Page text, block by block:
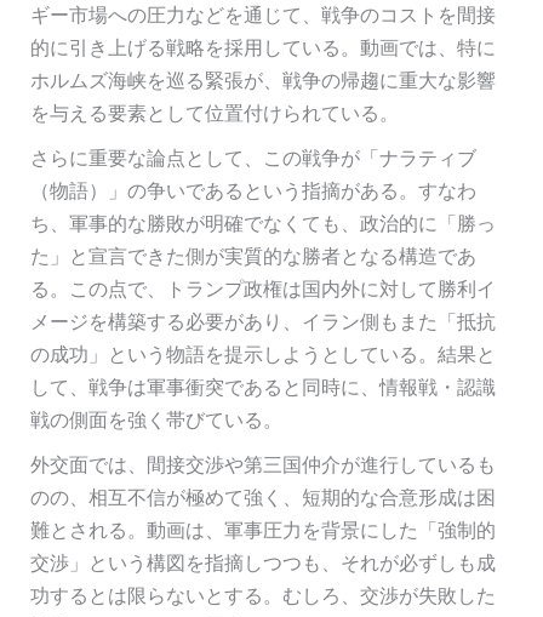
ギー市場への圧力などを通じて、戦争のコストを間接
的に引き上げる戦略を採用している。動画では、特に
ホルムズ海峡を巡る緊張が、戦争の帰趨に重大な影響
を与える要素として位置付けられている。
さらに重要な論点として、この戦争が「ナラティブ
（物語）」の争いであるという指摘がある。すなわ
ち、軍事的な勝敗が明確でなくても、政治的に「勝っ
た」と宣言できた側が実質的な勝者となる構造であ
る。この点で、トランプ政権は国内外に対して勝利イ
メージを構築する必要があり、イラン側もまた「抵抗
の成功」という物語を提示しようとしている。結果と
して、戦争は軍事衝突であると同時に、情報戦・認識
戦の側面を強く帯びている。
外交面では、間接交渉や第三国仲介が進行しているも
のの、相互不信が極めて強く、短期的な合意形成は困
難とされる。動画は、軍事圧力を背景にした「強制的
交渉」という構図を指摘しつつも、それが必ずしも成
功するとは限らないとする。むしろ、交渉が失敗した